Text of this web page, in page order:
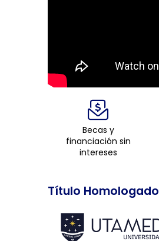
Becas y
financiación sin
intereses
Título Homologado